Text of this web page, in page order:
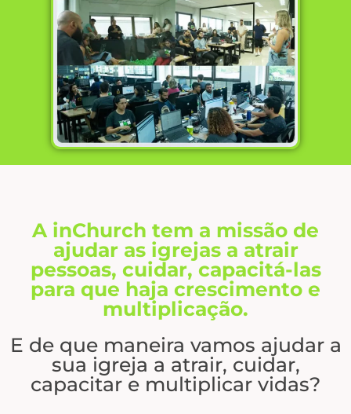
A inChurch tem a missão de
ajudar as igrejas a atrair
pessoas, cuidar, capacitá-las
para que haja crescimento e
multiplicação.
E de que maneira vamos ajudar a
sua igreja a atrair, cuidar,
capacitar e multiplicar vidas?